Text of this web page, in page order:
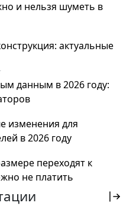
и нельзя шуметь в
актуальные
данным в 2026 году:
изменения для
в 2026 году
переходят к
не платить